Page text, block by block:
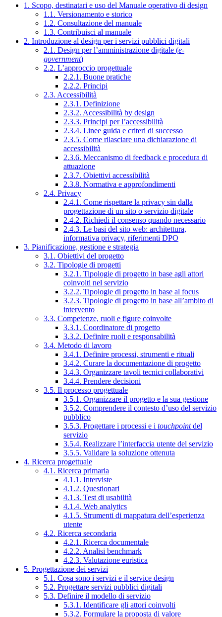
1. Scopo, destinatari e uso del Manuale operativo di design
1.1. Versionamento e storico
1.2. Consultazione del manuale
1.3. Contribuisci al manuale
2. Introduzione al design per i servizi pubblici digitali
2.1. Design per l’amministrazione digitale (e-
government)
2.2. L’approccio progettuale
2.2.1. Buone pratiche
2.2.2. Principi
2.3. Accessibilità
2.3.1. Definizione
2.3.2. Accessibilità by design
2.3.3. Principi per l’accessibilità
2.3.4. Linee guida e criteri di successo
2.3.5. Come rilasciare una dichiarazione di
accessibilità
2.3.6. Meccanismo di feedback e procedura di
attuazione
2.3.7. Obiettivi accessibilità
2.3.8. Normativa e approfondimenti
2.4. Privacy
2.4.1. Come rispettare la privacy sin dalla
progettazione di un sito o servizio digitale
2.4.2. Richiedi il consenso quando necessario
2.4.3. Le basi del sito web: architettura,
informativa privacy, riferimenti DPO
3. Pianificazione, gestione e strategia
3.1. Obiettivi del progetto
3.2. Tipologie di progetti
3.2.1. Tipologie di progetto in base agli attori
coinvolti nel servizio
3.2.2. Tipologie di progetto in base al focus
3.2.3. Tipologie di progetto in base all’ambito di
intervento
3.3. Competenze, ruoli e figure coinvolte
3.3.1. Coordinatore di progetto
3.3.2. Definire ruoli e responsabilità
3.4. Metodo di lavoro
3.4.1. Definire processi, strumenti e rituali
3.4.2. Curare la documentazione di progetto
3.4.3. Organizzare tavoli tecnici collaborativi
3.4.4. Prendere decisioni
3.5. Il processo progettuale
3.5.1. Organizzare il progetto e la sua gestione
3.5.2. Comprendere il contesto d’uso del servizio
pubblico
3.5.3. Progettare i processi e i touchpointdel
servizio
3.5.4. Realizzare l’interfaccia utente del servizio
3.5.5. Validare la soluzione ottenuta
4. Ricerca progettuale
4.1. Ricerca primaria
4.1.1. Interviste
4.1.2. Questionari
4.1.3. Test di usabilità
4.1.4. Web analytics
4.1.5. Strumenti di mappatura dell’esperienza
utente
4.2. Ricerca secondaria
4.2.1. Ricerca documentale
4.2.2. Analisi benchmark
4.2.3. Valutazione euristica
5. Progettazione dei servizi
5.1. Cosa sono i servizi e il service design
5.2. Progettare servizi pubblici digitali
5.3. Definire il modello di servizio
5.3.1. Identificare gli attori coinvolti
5.3.2. Formulare la proposta di valore